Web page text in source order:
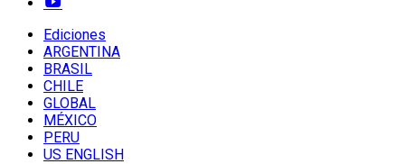
Ediciones
ARGENTINA
BRASIL
CHILE
GLOBAL
MÉXICO
PERU
US ENGLISH